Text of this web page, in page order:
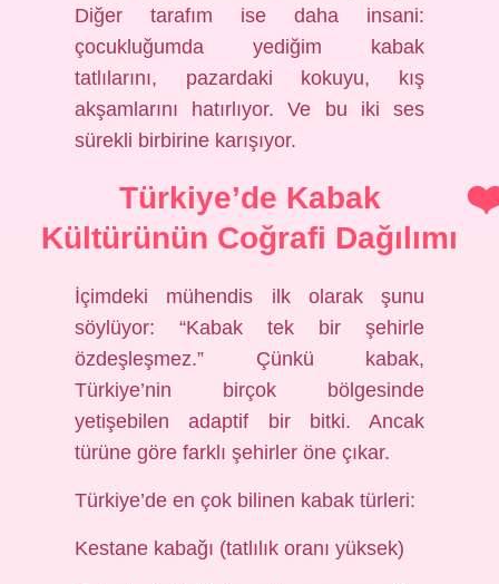
Diğer tarafım ise daha insani:
çocukluğumda yediğim kabak
tatlılarını, pazardaki kokuyu, kış
akşamlarını hatırlıyor. Ve bu iki ses
sürekli birbirine karışıyor.
Türkiye’de Kabak
Kültürünün Coğrafi Dağılımı
İçimdeki mühendis ilk olarak şunu
söylüyor: “Kabak tek bir şehirle
özdeşleşmez.” Çünkü kabak,
Türkiye’nin birçok bölgesinde
yetişebilen adaptif bir bitki. Ancak
türüne göre farklı şehirler öne çıkar.
Türkiye’de en çok bilinen kabak türleri:
Kestane kabağı (tatlılık oranı yüksek)